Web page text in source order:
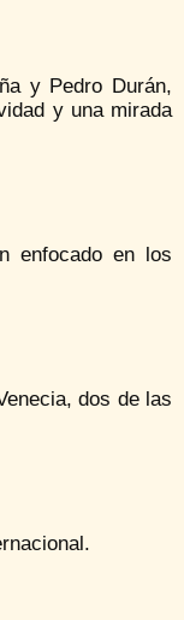
y Pedro Durán,
y una mirada
enfocado en los
dos de las